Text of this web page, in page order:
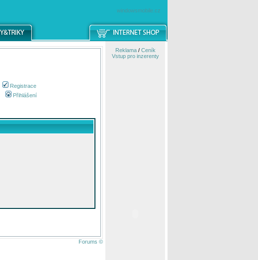
windowsmobile.cz
Registrace
Přihlášení
Forums ©
Reklama/ Ceník
Vstup pro inzerenty